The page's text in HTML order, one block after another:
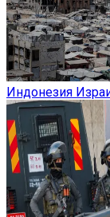
Индонезия